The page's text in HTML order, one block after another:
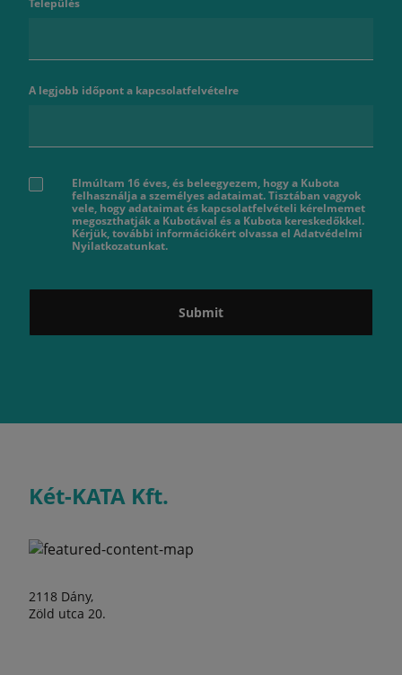
Település
A legjobb időpont a kapcsolatfelvételre
Elmúltam 16 éves, és beleegyezem, hogy a Kubota
felhasználja a személyes adataimat. Tisztában vagyok
vele, hogy adataimat és kapcsolatfelvételi kérelmemet
megoszthatják a Kubotával és a Kubota kereskedőkkel.
Kérjük, további információkért olvassa el Adatvédelmi
Nyilatkozatunkat.
Submit
Két-KATA Kft.
2118 Dány,
Zöld utca 20.